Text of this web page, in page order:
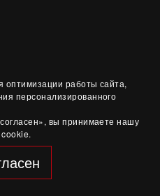
работы сайта,
персонализированного
вы принимаете нашу